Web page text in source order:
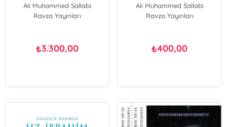
Ali Muhammed Sallabi
Ravza Yayınları
₺3.300,00
Ali Muhammed Sallabi
Ravza Yayınları
₺400,00